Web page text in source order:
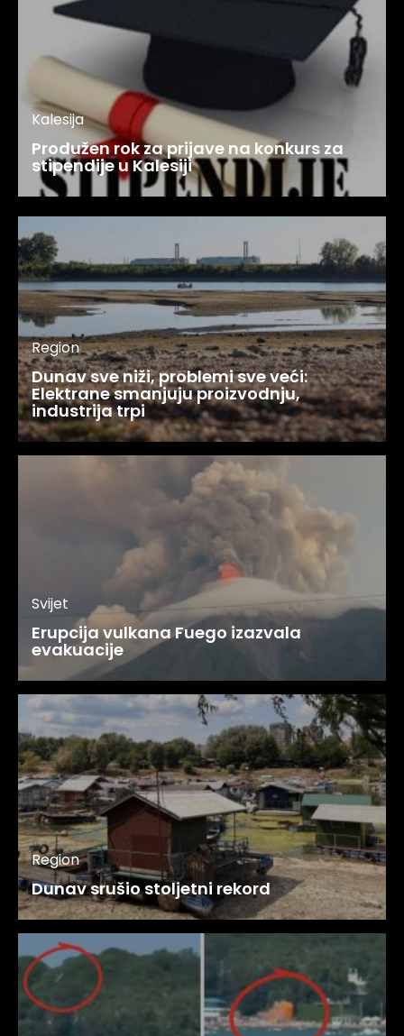
Kalesija
Produžen rok za prijave na konkurs za
stipendije u Kalesiji
Region
Dunav sve niži, problemi sve veći:
Elektrane smanjuju proizvodnju,
industrija trpi
Svijet
Erupcija vulkana Fuego izazvala
evakuacije
Region
Dunav srušio stoljetni rekord